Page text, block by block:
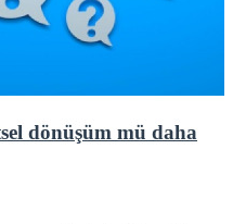
dönüşüm mü daha